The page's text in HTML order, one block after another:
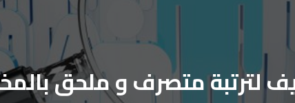
لترتبة متصرف و ملحق